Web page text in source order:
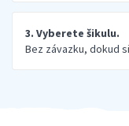
3. Vyberete šikulu.
Bez závazku, dokud